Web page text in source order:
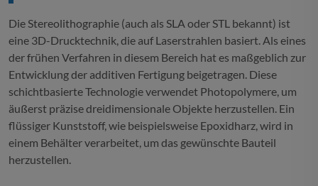
Die Stereolithographie (auch als SLA oder STL bekannt) ist
eine 3D-Drucktechnik, die auf Laserstrahlen basiert. Als eines
der frühen Verfahren in diesem Bereich hat es maßgeblich zur
Entwicklung der additiven Fertigung beigetragen. Diese
schichtbasierte Technologie verwendet Photopolymere, um
äußerst präzise dreidimensionale Objekte herzustellen. Ein
flüssiger Kunststoff, wie beispielsweise Epoxidharz, wird in
einem Behälter verarbeitet, um das gewünschte Bauteil
herzustellen.